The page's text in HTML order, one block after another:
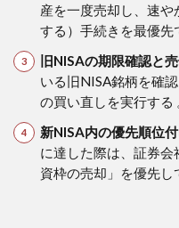
産を一度売却し、速
する）手続きを最優先
旧NISAの期限確認と売
いる旧NISA銘柄を確
の買い直しを実行する
新NISA内の優先順位付
に達した際は、証券
資枠の売却」を優先し